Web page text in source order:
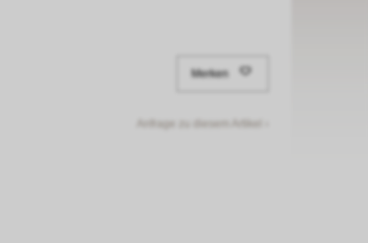
Merken
Anfrage zu diesem Artikel ›